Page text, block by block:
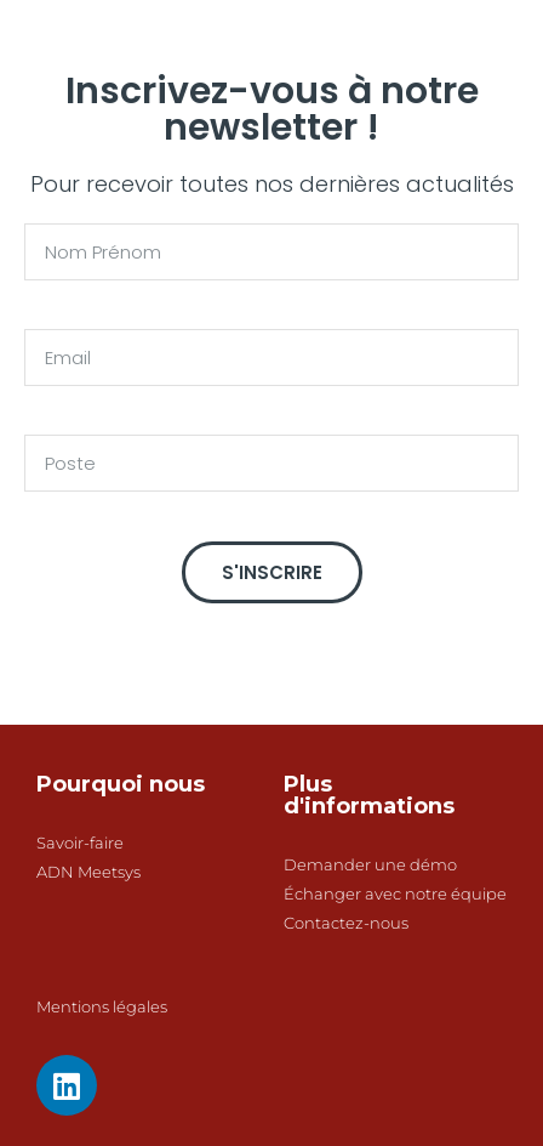
Inscrivez-vous à notre
newsletter !
Pour recevoir toutes nos dernières actualités
S'INSCRIRE
Pourquoi nous
Savoir-faire
ADN Meetsys
Plus
d'informations
Demander une démo
Échanger avec notre équipe
Contactez-nous
Mentions légales